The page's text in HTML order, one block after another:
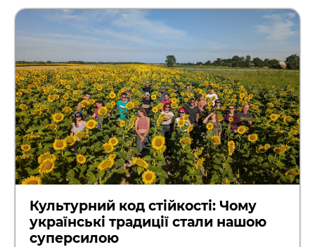
Культурний код стійкості: Чому
українські традиції стали нашою
суперсилою